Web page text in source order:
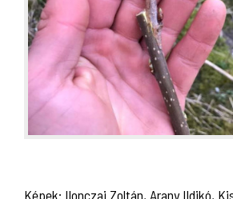
Képek: Ilonczai Zoltán, Arany Ildikó,